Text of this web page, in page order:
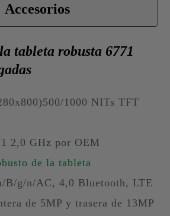
Accesorios
tableta robusta 6771
1000 NITs TFT
2,0 GHz por OEM
de la tableta
B/g/n/AC, 4,0 Bluetooth, LTE
de 5MP y trasera de 13MP